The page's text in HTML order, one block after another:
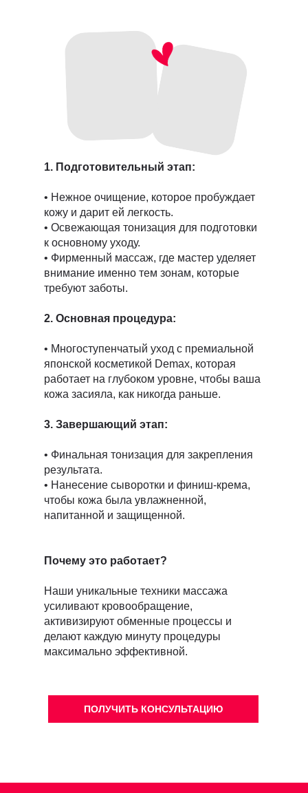
1. Подготовительный этап:
• Нежное очищение, которое пробуждает
кожу и дарит ей легкость.
• Освежающая тонизация для подготовки
к основному уходу.
• Фирменный массаж, где мастер уделяет
внимание именно тем зонам, которые
требуют заботы.
2. Основная процедура:
• Многоступенчатый уход с премиальной
японской косметикой Demax, которая
работает на глубоком уровне, чтобы ваша
кожа засияла, как никогда раньше.
3. Завершающий этап:
• Финальная тонизация для закрепления
результата.
• Нанесение сыворотки и финиш-крема,
чтобы кожа была увлажненной,
напитанной и защищенной.
Почему это работает?
Наши уникальные техники массажа
усиливают кровообращение,
активизируют обменные процессы и
делают каждую минуту процедуры
максимально эффективной.
ПОЛУЧИТЬ КОНСУЛЬТАЦИЮ